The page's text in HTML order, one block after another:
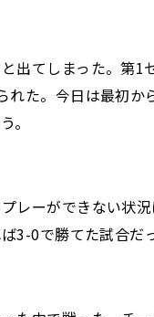
出てしまった。第
た。今日は最初
。
レーができない状
3-0で勝てた試合だ